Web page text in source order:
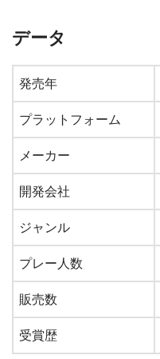
データ
発売年
プラットフォーム
メーカー
開発会社
ジャンル
プレー人数
販売数
受賞歴